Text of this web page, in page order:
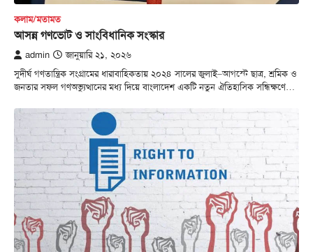
কলাম/মতামত
আসন্ন গণভোট ও সাংবিধানিক সংস্কার
admin
জানুয়ারি ২১, ২০২৬
সুদীর্ঘ গণতান্ত্রিক সংগ্রামের ধারাবাহিকতায় ২০২৪ সালের জুলাই–আগস্টে ছাত্র, শ্রমিক ও
জনতার সফল গণঅভ্যুত্থানের মধ্য দিয়ে বাংলাদেশ একটি নতুন ঐতিহাসিক সন্ধিক্ষণে…